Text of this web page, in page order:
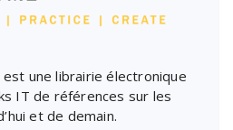
une librairie électronique
IT de références sur les
et de demain.